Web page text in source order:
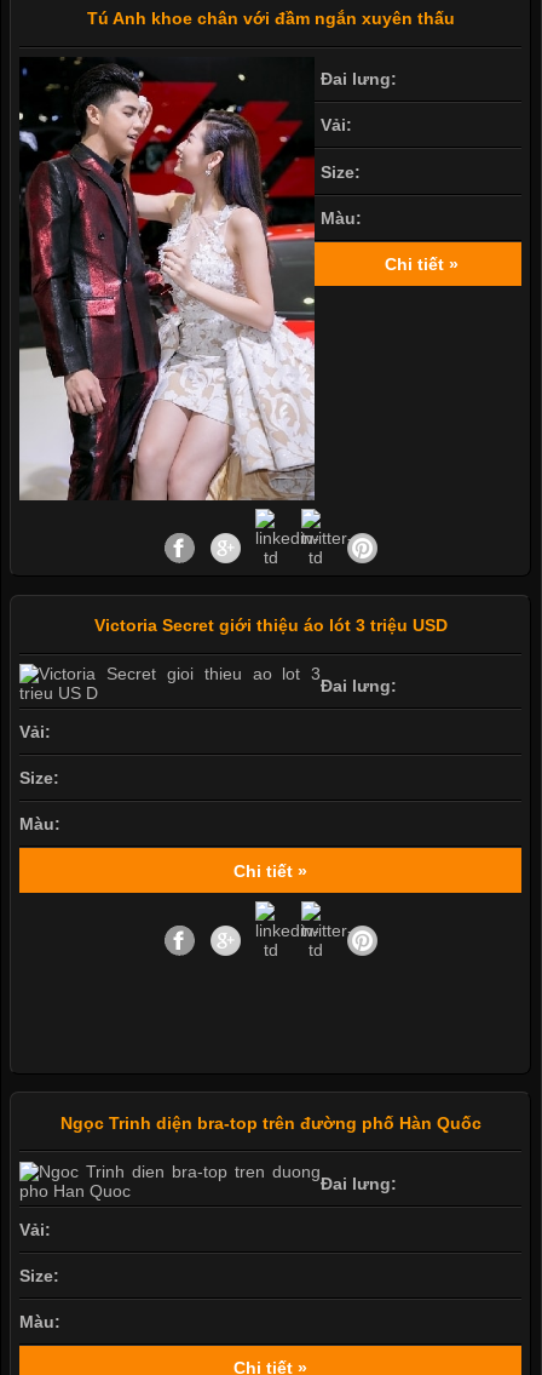
Tú Anh khoe chân với đầm ngắn xuyên thấu
Đai lưng:
Vải:
Size:
Màu:
Chi tiết »
Victoria Secret giới thiệu áo lót 3 triệu USD
Đai lưng:
Vải:
Size:
Màu:
Chi tiết »
Ngọc Trinh diện bra-top trên đường phố Hàn Quốc
Đai lưng:
Vải:
Size:
Màu:
Chi tiết »